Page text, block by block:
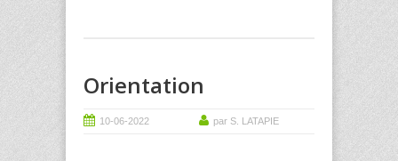
Orientation
10-06-2022 par S. LATAPIE